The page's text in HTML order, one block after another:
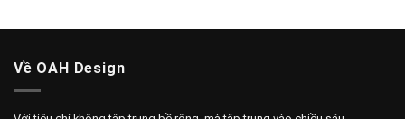
Về OAH Design